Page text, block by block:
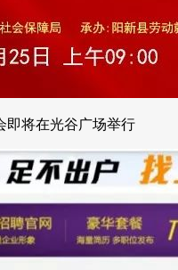
即将在光谷广场举行